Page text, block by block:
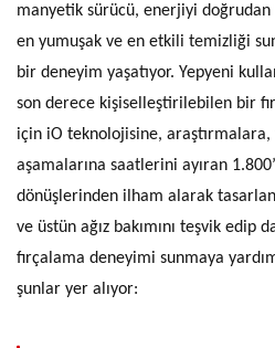
manyetik sürücü, enerjiyi doğrudan
en yumuşak ve en etkili temizliği
bir deneyim yaşatıyor. Yepyeni
son derece kişiselleştirilebilen bir
için iO teknolojisine,
aşamalarına saatlerini ayıran
dönüşlerinden ilham alarak
ve üstün ağız bakımını teşvik edip
fırçalama deneyimi sunmaya
şunlar yer alıyor: